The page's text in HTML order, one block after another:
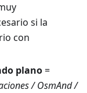
si la
con
plano=
/ OsmAnd /